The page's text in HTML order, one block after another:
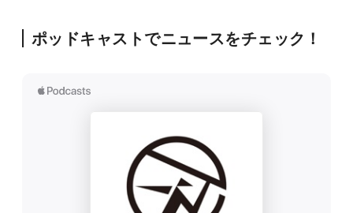
ポッドキャストでニュースをチェック！